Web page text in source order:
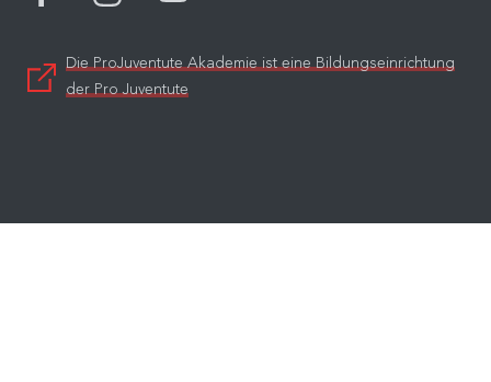
Die ProJuventute Akademie ist eine Bildungseinrichtung
der Pro Juventute